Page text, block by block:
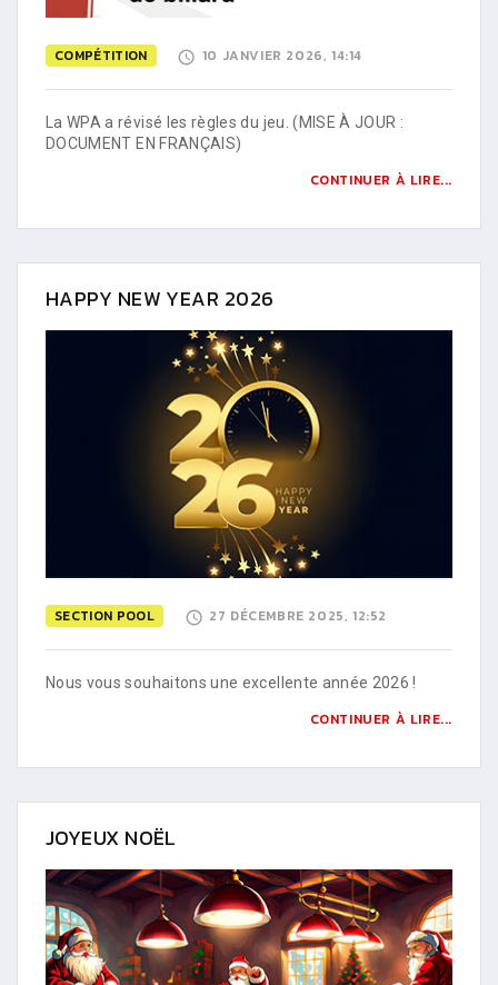
COMPÉTITION 10 JANVIER 2026, 14:14
La WPA a révisé les règles du jeu. (MISE À JOUR :
DOCUMENT EN FRANÇAIS)
CONTINUER À LIRE...
HAPPY NEW YEAR 2026
SECTION POOL 27 DÉCEMBRE 2025, 12:52
Nous vous souhaitons une excellente année 2026 !
CONTINUER À LIRE...
JOYEUX NOËL